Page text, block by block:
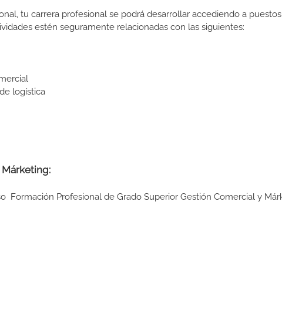
tu carrera profesional se podrá desarrollar accediendo a
estén seguramente relacionadas con las siguientes:
logística
Formación Profesional de Grado Superior Gestión Comercial y